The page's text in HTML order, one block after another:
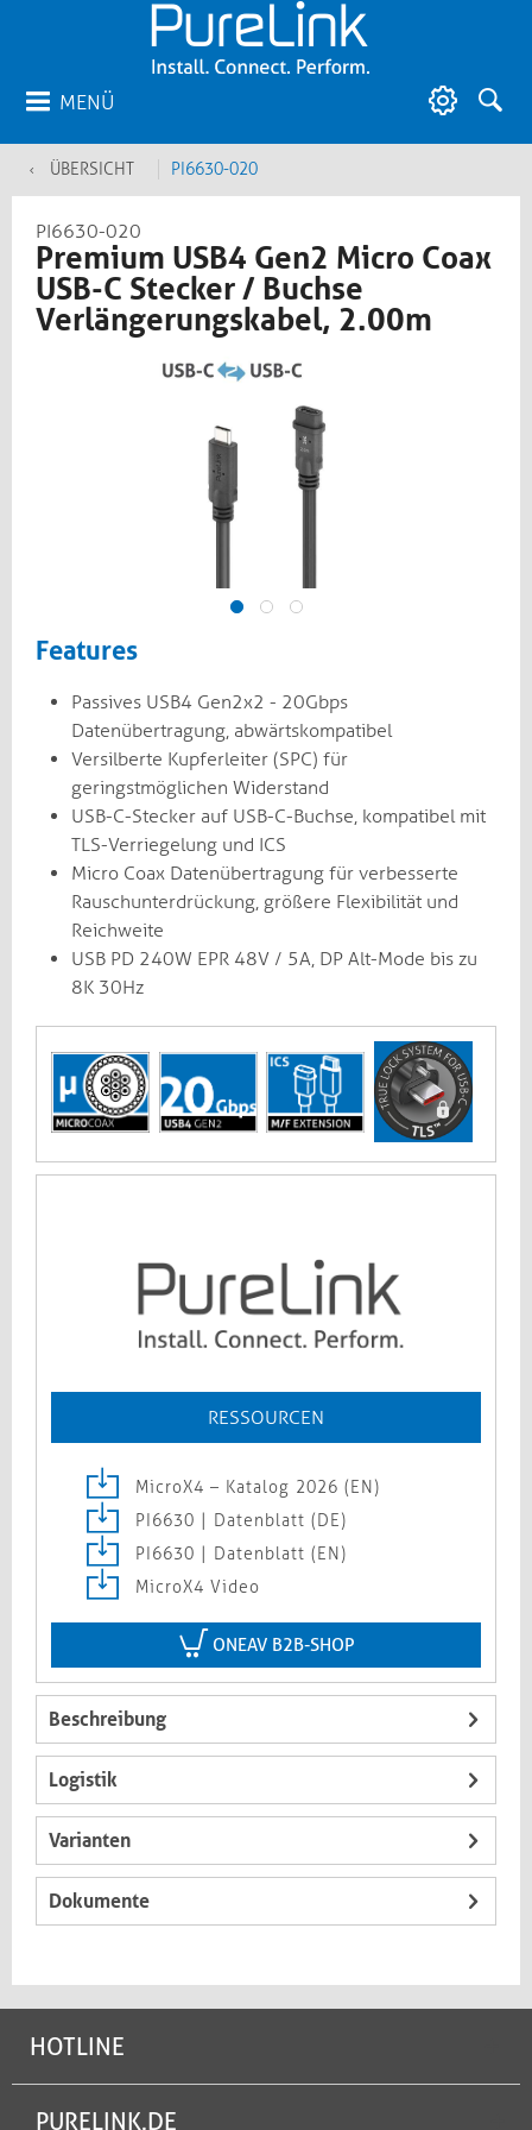
MENÜ
ÜBERSICHT PI6630-020
PI6630-020
Premium USB4 Gen2 Micro Coax
USB-C Stecker / Buchse
Verlängerungskabel, 2.00m
Features
Passives USB4 Gen2x2 - 20Gbps
Datenübertragung, abwärtskompatibel
Versilberte Kupferleiter (SPC) für
geringstmöglichen Widerstand
USB-C-Stecker auf USB-C-Buchse, kompatibel mit
TLS-Verriegelung und ICS
Micro Coax Datenübertragung für verbesserte
Rauschunterdrückung, größere Flexibilität und
Reichweite
USB PD 240W EPR 48V / 5A, DP Alt-Mode bis zu
8K 30Hz
RESSOURCEN
MicroX4 – Katalog 2026 (EN)
PI6630 | Datenblatt (DE)
PI6630 | Datenblatt (EN)
MicroX4 Video
ONEAV B2B-SHOP
Beschreibung
Logistik
Varianten
Dokumente
HOTLINE
PURELINK.DE